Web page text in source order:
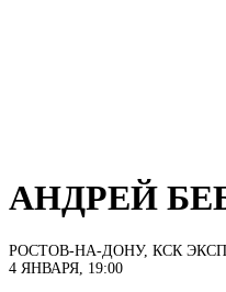
АНДРЕЙ
РОСТОВ-НА-ДОНУ, КСК
4 ЯНВАРЯ, 19:00